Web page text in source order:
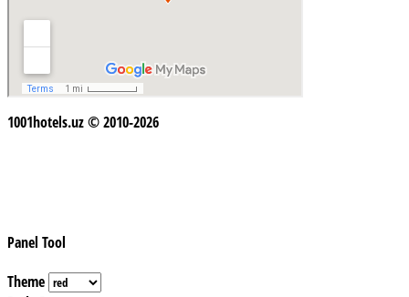
1001hotels.uz © 2010-2026
Panel Tool
Theme